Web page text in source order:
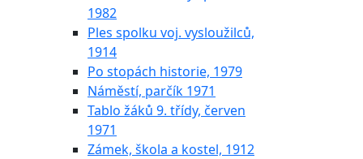
1982
Ples spolku voj. vysloužilců,
1914
Po stopách historie, 1979
Náměstí, parčík 1971
Tablo žáků 9. třídy, červen
1971
Zámek, škola a kostel, 1912